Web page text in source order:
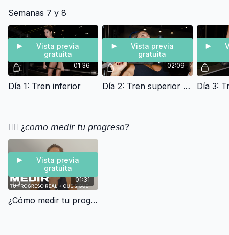
Semanas 7 y 8
01:36
Vista previa
gratuita
Día 1: Tren inferior
02:09
Vista previa
gratuita
Día 2: Tren superior + zona media Día 3:
👉🏼 ¿𝘤𝘰𝘮𝘰 𝘮𝘦𝘥𝘪𝘳 𝘵𝘶 𝘱𝘳𝘰𝘨𝘳𝘦𝘴𝘰?
01:31
Vista previa
gratuita
¿Cómo medir tu progreso real + qué sigue?